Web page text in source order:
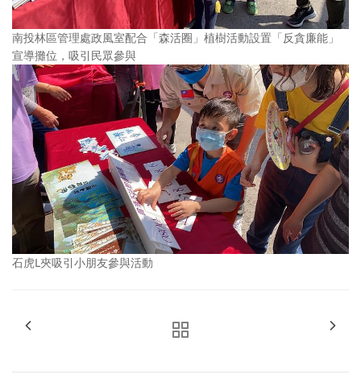
南投林區管理處政風室配合「森活圈」植樹活動設置「反貪廉能」
宣導攤位，吸引民眾參與
石虎L夾吸引小朋友參與活動